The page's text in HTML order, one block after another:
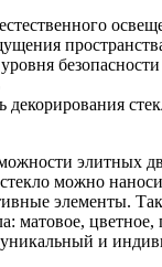
безопасности
декорирования
элитных
можно
элементы.
матовое, цветное,
уникальный и